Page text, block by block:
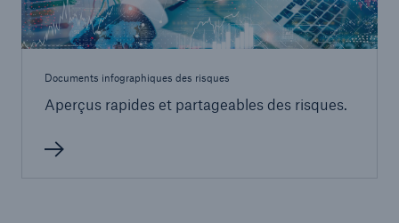
Documents infographiques des risques
Aperçus rapides et partageables des risques.